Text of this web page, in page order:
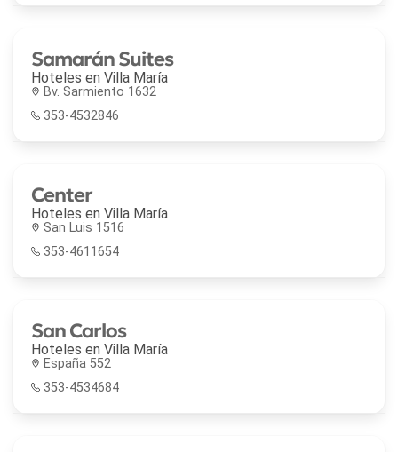
Samarán Suites
Hoteles en Villa María
Bv. Sarmiento 1632
353-4532846
Center
Hoteles en Villa María
San Luis 1516
353-4611654
San Carlos
Hoteles en Villa María
España 552
353-4534684